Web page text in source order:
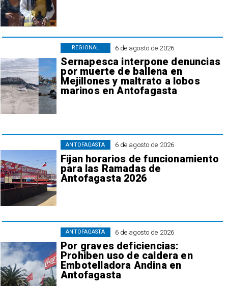
6 de agosto de 2026
Sernapesca interpone denuncias
por muerte de ballena en
Mejillones y maltrato a lobos
marinos en Antofagasta
REGIONAL
6 de agosto de 2026
Fijan horarios de funcionamiento
para las Ramadas de
Antofagasta 2026
ANTOFAGASTA
6 de agosto de 2026
Por graves deficiencias:
Prohiben uso de caldera en
Embotelladora Andina en
Antofagasta
ANTOFAGASTA